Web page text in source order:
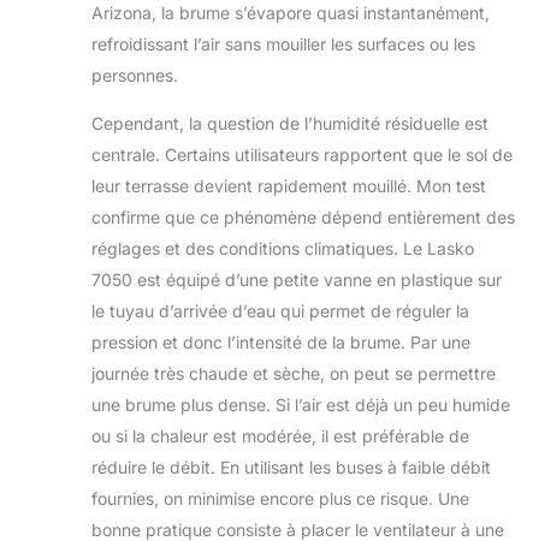
Arizona, la brume s’évapore quasi instantanément,
refroidissant l’air sans mouiller les surfaces ou les
personnes.
Cependant, la question de l’humidité résiduelle est
centrale. Certains utilisateurs rapportent que le sol de
leur terrasse devient rapidement mouillé. Mon test
confirme que ce phénomène dépend entièrement des
réglages et des conditions climatiques. Le Lasko
7050 est équipé d’une petite vanne en plastique sur
le tuyau d’arrivée d’eau qui permet de réguler la
pression et donc l’intensité de la brume. Par une
journée très chaude et sèche, on peut se permettre
une brume plus dense. Si l’air est déjà un peu humide
ou si la chaleur est modérée, il est préférable de
réduire le débit. En utilisant les buses à faible débit
fournies, on minimise encore plus ce risque. Une
bonne pratique consiste à placer le ventilateur à une